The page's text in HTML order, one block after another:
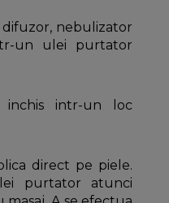
nebulizator
un ulei purtator
intr-un loc
direct pe piele.
purtator atunci